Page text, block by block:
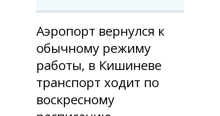
Аэропорт вернулся к
обычному режиму
работы, в Кишиневе
транспорт ходит по
воскресному